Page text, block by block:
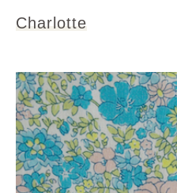
Charlotte